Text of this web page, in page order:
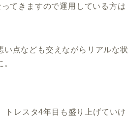
てきますので運用している方は
点なども交えながらリアルな状
トレスタ4年目も盛り上げていけ